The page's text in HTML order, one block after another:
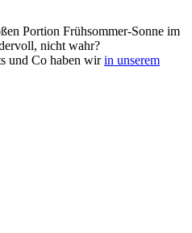
Portion Frühsommer-Sonne im
nicht wahr?
und Co haben wirin unserem